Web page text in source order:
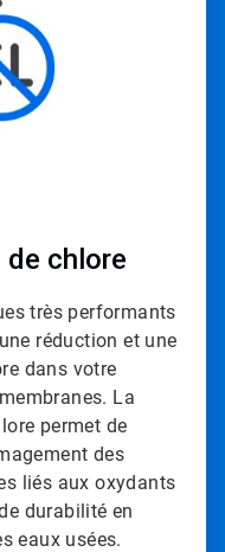
chlore
très performants
réduction et une
dans votre
La
permet de
des
liés aux oxydants
durabilité en
eaux usées.